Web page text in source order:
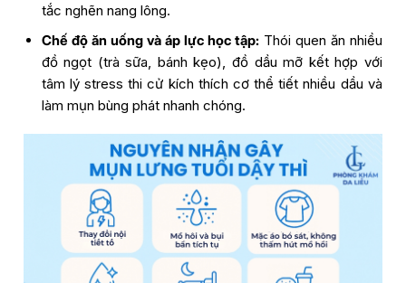
tắc nghẽn nang lông.
Chế độ ăn uống và áp lực học tập:Thói quen ăn nhiều
đồ ngọt (trà sữa, bánh kẹo), đồ dầu mỡ kết hợp với
tâm lý stress thi cử kích thích cơ thể tiết nhiều dầu và
làm mụn bùng phát nhanh chóng.